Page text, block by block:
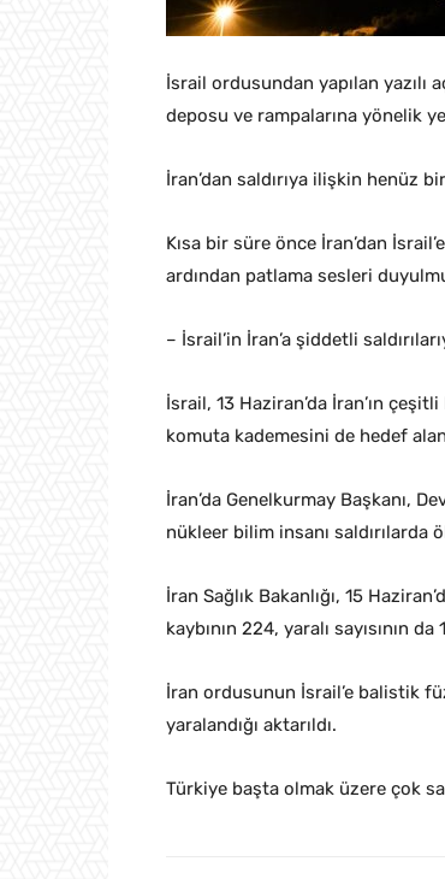
İsrail ordusundan yapılan yazılı
deposu ve rampalarına yönelik
İran’dan saldırıya ilişkin henüz
Kısa bir süre önce İran’dan
ardından patlama sesleri
– İsrail’in İran’a şiddetli
İsrail, 13 Haziran’da İran’ın
komuta kademesini de hedef
İran’da Genelkurmay Başkanı,
nükleer bilim insanı saldırılarda
İran Sağlık Bakanlığı, 15
kaybının 224, yaralı sayısının
İran ordusunun İsrail’e balistik
yaralandığı aktarıldı.
Türkiye başta olmak üzere çok